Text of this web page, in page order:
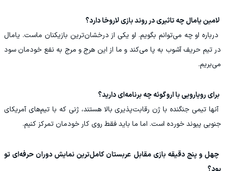
‏ لامین یامال چه تاثیری در روند بازی لاروخا دارد؟
‏ درباره او چه می‌توانم بگویم. او یکی از درخشان‌ترین بازیکنان ماست. یامال
در تیم حریف آشوب به پا می‌کند و ما از این هرج و مرج به نفع خودمان سود
می‌بریم.
‏ برای رویارویی با اروگوئه چه برنامه‌ای دارید؟
‏ آنها تیمی جنگنده با ژن رقابت‌پذیری بالا هستند، ژنی که با تیم‌های آمریکای
جنوبی پیوند خورده است. اما ما باید فقط روی کار خودمان تمرکز کنیم.
‏ چهل و پنج دقیقه بازی مقابل عربستان کامل‌ترین نمایش دوران حرفه‌ای تو